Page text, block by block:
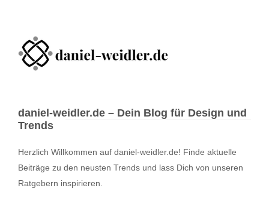
daniel-weidler.de – Dein Blog für Design und
Trends
Herzlich Willkommen auf daniel-weidler.de! Finde aktuelle
Beiträge zu den neusten Trends und lass Dich von unseren
Ratgebern inspirieren.